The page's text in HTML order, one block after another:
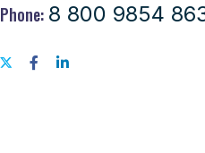
Phone: 8 800 9854